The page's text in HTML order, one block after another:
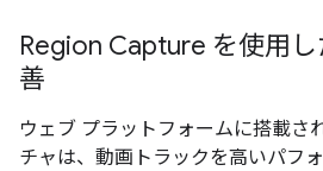
Region Capture を使用
善
ウェブ プラットフォームに搭載さ
チャは、動画トラックを高いパフ